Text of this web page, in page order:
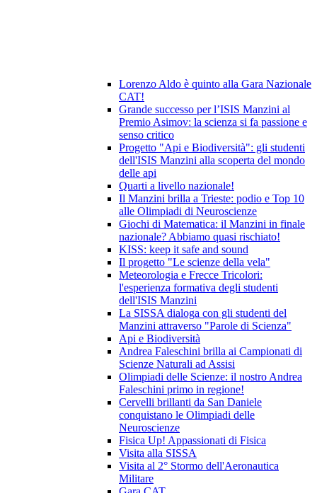
Lorenzo Aldo è quinto alla Gara Nazionale
CAT!
Grande successo per l’ISIS Manzini al
Premio Asimov: la scienza si fa passione e
senso critico
Progetto "Api e Biodiversità": gli studenti
dell'ISIS Manzini alla scoperta del mondo
delle api
Quarti a livello nazionale!
Il Manzini brilla a Trieste: podio e Top 10
alle Olimpiadi di Neuroscienze
Giochi di Matematica: il Manzini in finale
nazionale? Abbiamo quasi rischiato!
KISS: keep it safe and sound
Il progetto "Le scienze della vela"
Meteorologia e Frecce Tricolori:
l'esperienza formativa degli studenti
dell'ISIS Manzini
La SISSA dialoga con gli studenti del
Manzini attraverso "Parole di Scienza"
Api e Biodiversità
Andrea Faleschini brilla ai Campionati di
Scienze Naturali ad Assisi
Olimpiadi delle Scienze: il nostro Andrea
Faleschini primo in regione!
Cervelli brillanti da San Daniele
conquistano le Olimpiadi delle
Neuroscienze
Fisica Up! Appassionati di Fisica
Visita alla SISSA
Visita al 2° Stormo dell'Aeronautica
Militare